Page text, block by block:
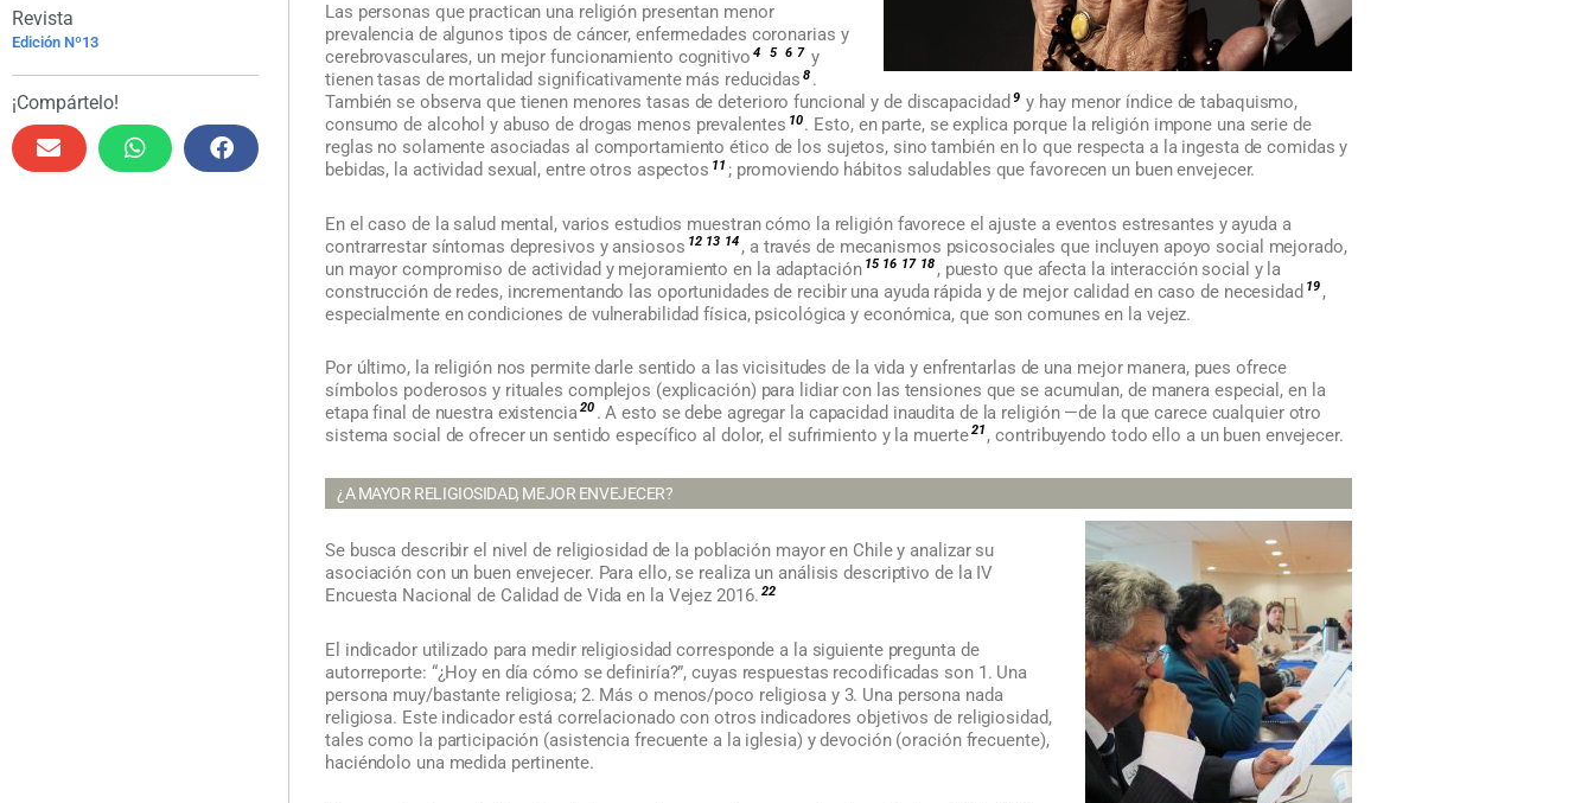
Revista
Edición Nº13
¡Compártelo!
Las personas que practican una religión presentan menor
prevalencia de algunos tipos de cáncer, enfermedades coronarias y
cerebrovasculares, un mejor funcionamiento cognitivo 4 5 6 7 y
tienen tasas de mortalidad significativamente más reducidas 8 .
También se observa que tienen menores tasas de deterioro funcional y de discapacidad 9 y hay menor índice de tabaquismo,
consumo de alcohol y abuso de drogas menos prevalentes 10. Esto, en parte, se explica porque la religión impone una serie de
reglas no solamente asociadas al comportamiento ético de los sujetos, sino también en lo que respecta a la ingesta de comidas y
bebidas, la actividad sexual, entre otros aspectos 11 ; promoviendo hábitos saludables que favorecen un buen envejecer.
En el caso de la salud mental, varios estudios muestran cómo la religión favorece el ajuste a eventos estresantes y ayuda a
contrarrestar síntomas depresivos y ansiosos 12 13 14 , a través de mecanismos psicosociales que incluyen apoyo social mejorado,
un mayor compromiso de actividad y mejoramiento en la adaptación 15 16 17 18 , puesto que afecta la interacción social y la
construcción de redes, incrementando las oportunidades de recibir una ayuda rápida y de mejor calidad en caso de necesidad 19 ,
especialmente en condiciones de vulnerabilidad física, psicológica y económica, que son comunes en la vejez.
Por último, la religión nos permite darle sentido a las vicisitudes de la vida y enfrentarlas de una mejor manera, pues ofrece
símbolos poderosos y rituales complejos (explicación) para lidiar con las tensiones que se acumulan, de manera especial, en la
etapa final de nuestra existencia20 . A esto se debe agregar la capacidad inaudita de la religión —de la que carece cualquier otro
sistema social de ofrecer un sentido específico al dolor, el sufrimiento y la muerte21 , contribuyendo todo ello a un buen envejecer.
¿A MAYOR RELIGIOSIDAD, MEJOR ENVEJECER?
Se busca describir el nivel de religiosidad de la población mayor en Chile y analizar su
asociación con un buen envejecer. Para ello, se realiza un análisis descriptivo de la IV
Encuesta Nacional de Calidad de Vida en la Vejez 2016. 22
El indicador utilizado para medir religiosidad corresponde a la siguiente pregunta de
autorreporte: “¿Hoy en día cómo se definiría?”, cuyas respuestas recodificadas son 1. Una
persona muy/bastante religiosa; 2. Más o menos/poco religiosa y 3. Una persona nada
religiosa. Este indicador está correlacionado con otros indicadores objetivos de religiosidad,
tales como la participación (asistencia frecuente a la iglesia) y devoción (oración frecuente),
haciéndolo una medida pertinente.